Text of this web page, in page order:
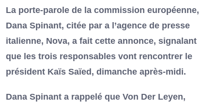
La porte-parole de la commission européenne,
Dana Spinant, citée par a l’agence de presse
italienne, Nova, a fait cette annonce, signalant
que les trois responsables vont rencontrer le
président Kaïs Saïed, dimanche après-midi.
Dana Spinant a rappelé que Von Der Leyen,